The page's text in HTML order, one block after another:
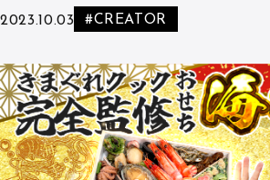
2023.10.03 #CREATOR